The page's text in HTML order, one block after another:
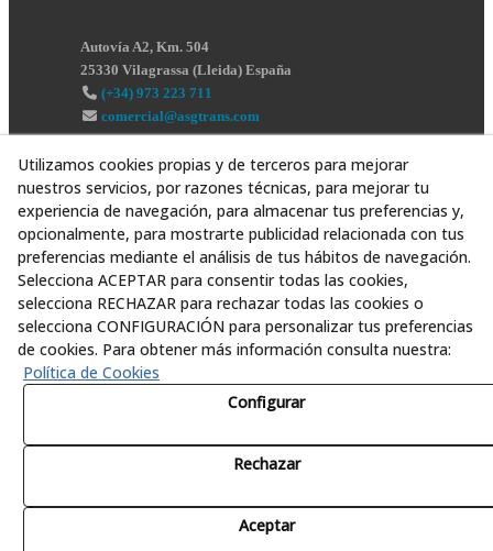
Autovía A2, Km. 504
25330 Vilagrassa (Lleida) España
(+34) 973 223 711
comercial@asgtrans.com
S.L. - Todos los derechos reservados.
Utilizamos cookies propias y de terceros para mejorar
nuestros servicios, por razones técnicas, para mejorar tu
experiencia de navegación, para almacenar tus preferencias y,
opcionalmente, para mostrarte publicidad relacionada con tus
preferencias mediante el análisis de tus hábitos de navegación.
Selecciona ACEPTAR para consentir todas las cookies,
selecciona RECHAZAR para rechazar todas las cookies o
selecciona CONFIGURACIÓN para personalizar tus preferencias
de cookies. Para obtener más información consulta nuestra:
Política de Cookies
Configurar
Rechazar
Aceptar